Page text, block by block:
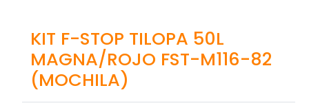
KIT F-STOP TILOPA 50L
MAGNA/ROJO FST-M116-82
(MOCHILA)